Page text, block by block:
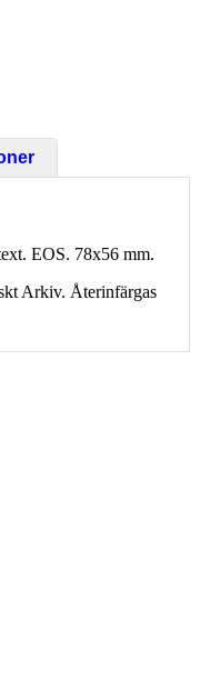
EOS. 78x56 mm.
Arkiv. Återinfärgas